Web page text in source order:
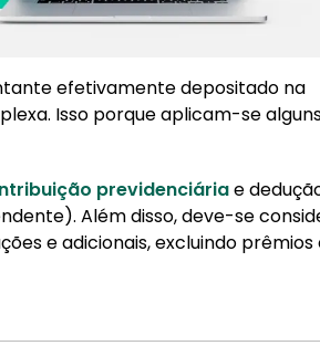
efetivamente depositado na
Isso porque aplicam-se
previdenciáriae
Além disso, deve-se
e adicionais, excluindo prêmios